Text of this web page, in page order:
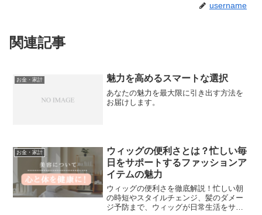
username
関連記事
お金・家計 魅力を高めるスマートな選択
あなたの魅力を最大限に引き出す方法を
お届けします。
お金・家計
ウィッグの便利さとは？忙しい毎
日をサポートするファッションア
イテムの魅力
ウィッグの便利さを徹底解説！忙しい朝
の時短やスタイルチェンジ、髪のダメー
ジ予防まで、ウィッグが日常生活をサポ